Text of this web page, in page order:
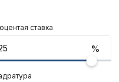
ставка
%